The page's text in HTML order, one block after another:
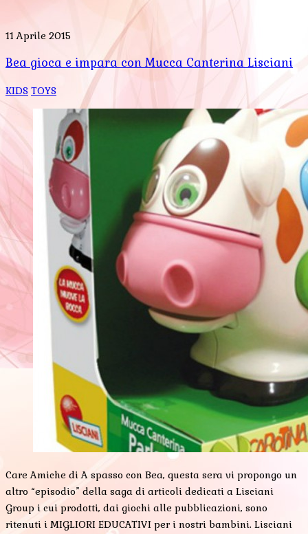
11 Aprile 2015
Bea gioca e impara con Mucca Canterina Lisciani
KIDS TOYS
Care Amiche di A spasso con Bea, questa sera vi propongo un
altro “episodio” della saga di articoli dedicati a Lisciani
Group i cui prodotti, dai giochi alle pubblicazioni, sono
ritenuti i MIGLIORI EDUCATIVI per i nostri bambini. Lisciani